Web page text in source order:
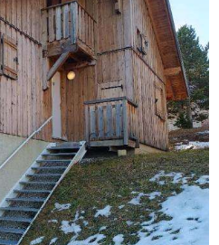
1970 euros/an
annuelles d'énergie pour
et 1330 euros indexées aux
dans votre projet,
au [Coordonnées